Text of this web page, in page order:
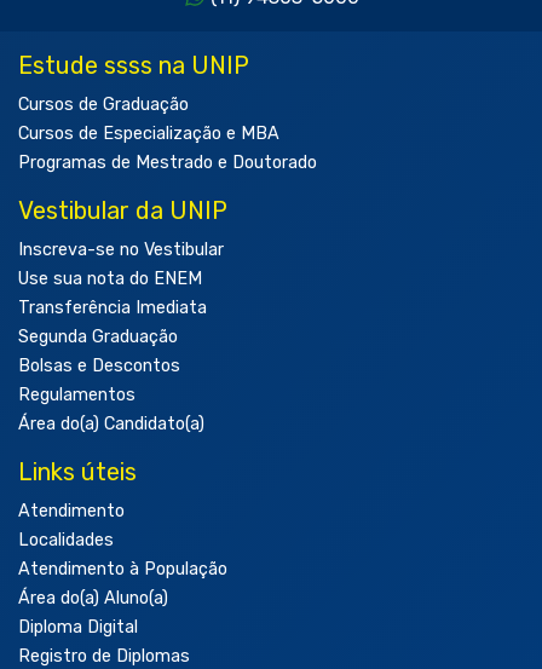
Estude ssss na UNIP
Cursos de Graduação
Cursos de Especialização e MBA
Programas de Mestrado e Doutorado
Vestibular da UNIP
Inscreva-se no Vestibular
Use sua nota do ENEM
Transferência Imediata
Segunda Graduação
Bolsas e Descontos
Regulamentos
Área do(a) Candidato(a)
Links úteis
Atendimento
Localidades
Atendimento à População
Área do(a) Aluno(a)
Diploma Digital
Registro de Diplomas